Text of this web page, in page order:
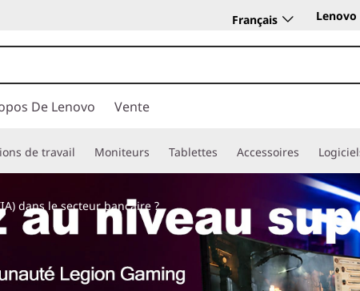
Français Lenovo
De Lenovo Vente
de travail Moniteurs Tablettes Accessoires
dans le secteur bancaire ?